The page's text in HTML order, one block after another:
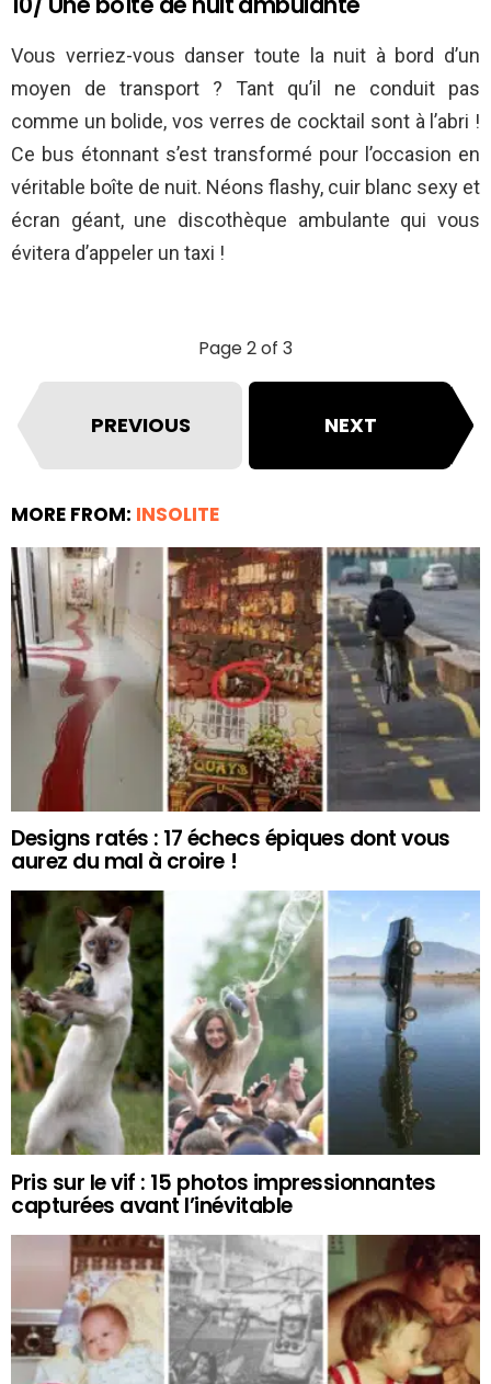
Vous verriez-vous danser toute la nuit à bord d’un
moyen de transport ? Tant qu’il ne conduit pas
comme un bolide, vos verres de cocktail sont à l’abri !
Ce bus étonnant s’est transformé pour l’occasion en
véritable boîte de nuit. Néons flashy, cuir blanc sexy et
écran géant, une discothèque ambulante qui vous
évitera d’appeler un taxi !
Page 2 of 3
PREVIOUS NEXT
MORE FROM: INSOLITE
Designs ratés : 17 échecs épiques dont vous
aurez du mal à croire !
Pris sur le vif : 15 photos impressionnantes
capturées avant l’inévitable